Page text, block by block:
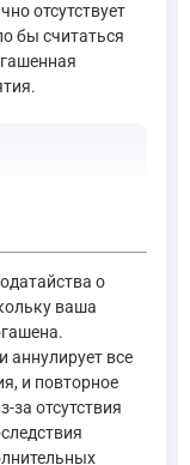
отсутствует
бы считаться
снятии судимости
связанных с
приговора,
указанных в
о
ваша
аннулирует все
и повторное
за отсутствия